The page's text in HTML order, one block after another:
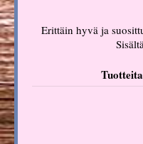
Erittäin hyvä ja